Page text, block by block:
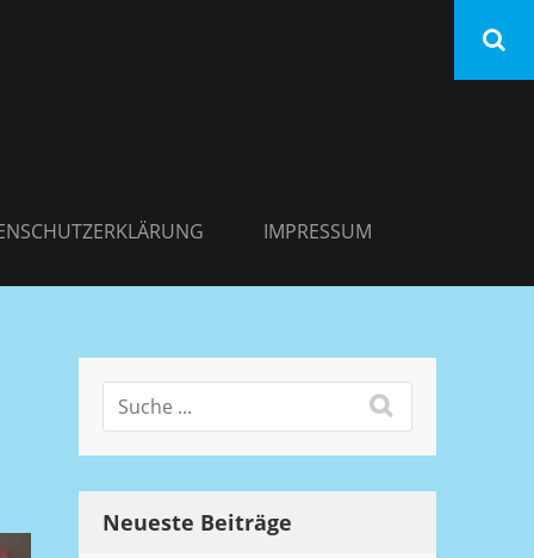
IMPRESSUM
Neueste Beiträge